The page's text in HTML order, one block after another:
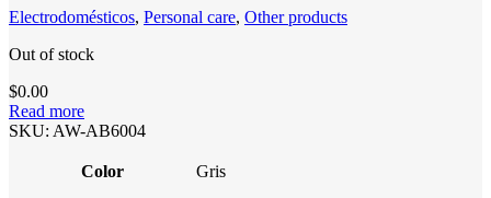
Electrodomésticos, Personal care, Other products
Out of stock
$0.00
Read more
SKU: AW-AB6004
Color Gris